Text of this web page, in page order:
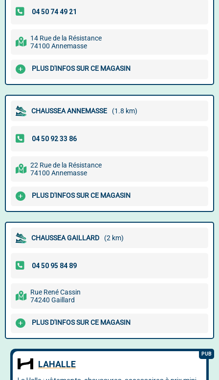
14 Rue de la Résistance
74100 Annemasse
PLUS D'INFOS SUR CE MAGASIN
CHAUSSEA ANNEMASSE (1.8 km)
22 Rue de la Résistance
74100 Annemasse
PLUS D'INFOS SUR CE MAGASIN
CHAUSSEA GAILLARD (2 km)
Rue René Cassin
74240 Gaillard
PLUS D'INFOS SUR CE MAGASIN